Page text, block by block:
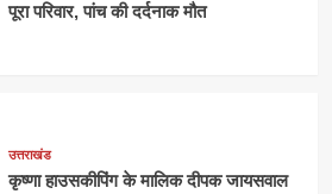
पूरा परिवार, पांच की दर्दनाक मौत
उत्तराखंड
कृष्णा हाउसकीपिंग के मालिक दीपक जायसवाल